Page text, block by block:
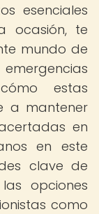
esenciales
ocasión, te
mundo de
estas
a mantener
en
en este
clave de
opciones
como